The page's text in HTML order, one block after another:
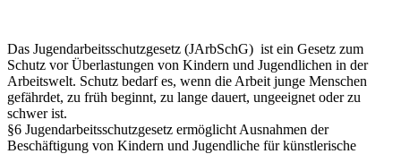
Das Jugendarbeitsschutzgesetz (JArbSchG) ist ein Gesetz zum
Schutz vor Überlastungen von Kindern und Jugendlichen in der
Arbeitswelt. Schutz bedarf es, wenn die Arbeit junge Menschen
gefährdet, zu früh beginnt, zu lange dauert, ungeeignet oder zu
schwer ist.
§6 Jugendarbeitsschutzgesetz ermöglicht Ausnahmen der
Beschäftigung von Kindern und Jugendliche für künstlerische